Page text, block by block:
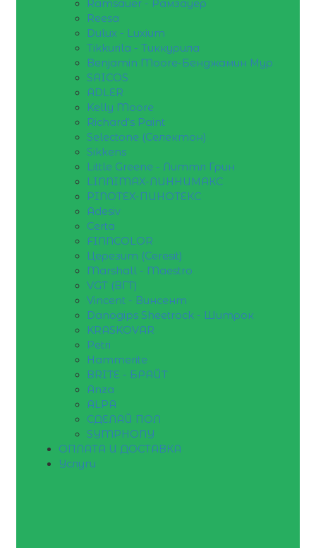
Ramsauer - Рамзауер
Reesa
Dulux - Luxium
Tikkurila - Тиккурила
Benjamin Moore-Бенджамин Мур
SAICOS
ADLER
Kelly Moore
Richard's Paint
Selectone (Селектон)
Sikkens
Little Greene - Литтл Грин
LINNIMAX-ЛИННИМАКС
PINOTEX-ПИНОТЕКС
Adesiv
Certa
FINNCOLOR
Церезит (Ceresit)
Marshall - Maestro
VGT (ВГТ)
Vincent - Винсент
Danogips Sheetrock - Шитрок
KRASKOVAR
Petri
Hammerite
BRITE - БРАЙТ
Anza
ALPA
СДЕЛАЙ ПОЛ
SYMPHONY
ОПЛАТА И ДОСТАВКА
Услуги